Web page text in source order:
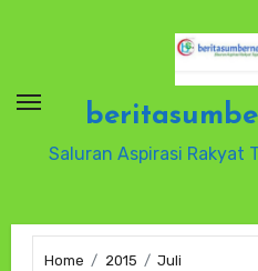
Saluran Aspirasi Rakyat
Home 2015
Juli